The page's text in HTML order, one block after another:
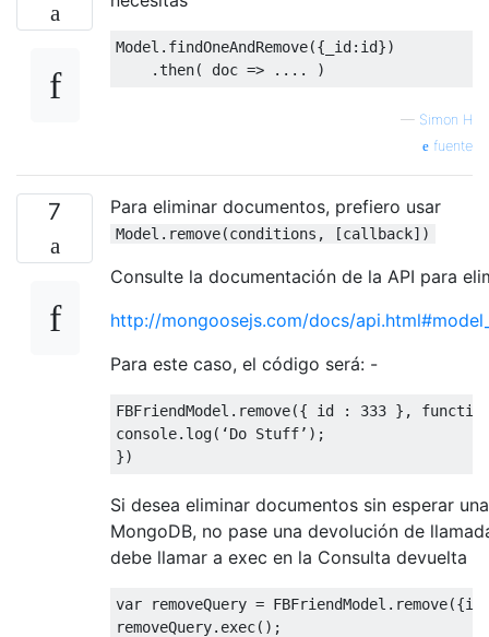
Model . findOneAndRemove({ _id: id})
.then( doc => .... )
— Simon H
fuente
7 Para eliminar documentos, prefiero usar
Model.remove(conditions, [callback])
Consulte la documentación de la API para
http://mongoosejs.com/docs/
Para este caso, el código será: -
FBFriendModel . remove({ id : 333 },
console. log(‘Do Stuff’);
})
Si desea eliminar documentos sin esperar
MongoDB, no pase una devolución de
debe llamar a exec en la Consulta devuelta
var removeQuery = FBFriendModel . remove({
removeQuery. exec();